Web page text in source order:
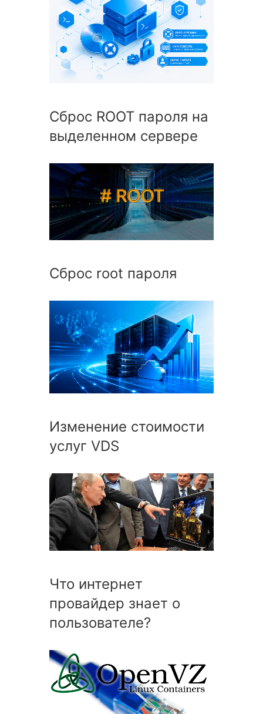
Сброс ROOT пароля на
выделенном сервере
Сброс root пароля
Изменение стоимости
услуг VDS
Что интернет
провайдер знает о
пользователе?